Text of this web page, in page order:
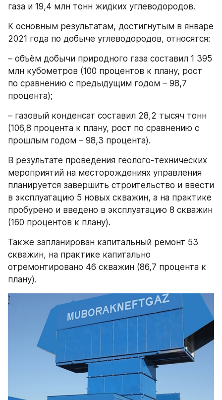
газа и 19,4 млн тонн жидких углеводородов.
К основным результатам, достигнутым в январе
2021 года по добыче углеводородов, относятся:
– объём добычи природного газа составил 1 395
млн кубометров (100 процентов к плану, рост
по сравнению с предыдущим годом – 98,7
процента);
– газовый конденсат составил 28,2 тысяч тонн
(106,8 процента к плану, рост по сравнению с
прошлым годом – 98,3 процента).
В результате проведения геолого-технических
мероприятий на месторождениях управления
планируется завершить строительство и ввести
в эксплуатацию 5 новых скважин, а на практике
пробурено и введено в эксплуатацию 8 скважин
(160 процентов к плану).
Также запланирован капитальный ремонт 53
скважин, на практике капитально
отремонтировано 46 скважин (86,7 процента к
плану).